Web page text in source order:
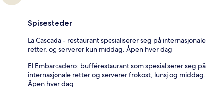
Spisesteder
La Cascada - restaurant spesialiserer seg på internasjonale
retter, og serverer kun middag. Åpen hver dag
El Embarcadero: bufférestaurant som spesialiserer seg på
internasjonale retter og serverer frokost, lunsj og middag.
Åpen hver dag